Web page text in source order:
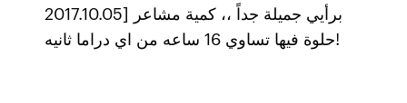
2017.10.05] برأيي جميلة جداً ،، كمية مشاعر
حلوة فيها تساوي 16 ساعه من اي دراما ثانيه!